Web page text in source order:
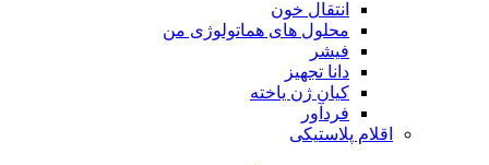
انتقال خون
محلول های هماتولوژی من
فیشر
دانا تجهیز
کیان ژن یاخته
فردآور
اقلام پلاستیکی